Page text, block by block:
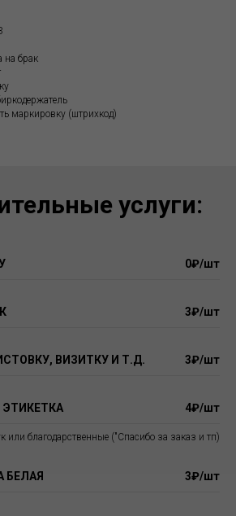
на брак
маркировку (штрихкод)
услуги:
0₽/шт
3₽/шт
ВИЗИТКУ И Т.Д. 3₽/шт
4₽/шт
или благодарственные ("Спасибо за заказ и тп)
БЕЛАЯ 3₽/шт